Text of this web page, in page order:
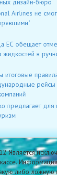
дизайн-бюро
Airlines не
ЕС обещает
жидкостей в
рейсы
предлагает для
Является
либо